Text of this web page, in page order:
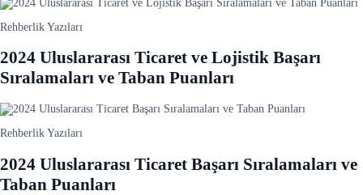
Rehberlik Yazıları
2024 Uluslararası Ticaret ve Lojistik Başarı
Sıralamaları ve Taban Puanları
Rehberlik Yazıları
2024 Uluslararası Ticaret Başarı Sıralamaları ve
Taban Puanları